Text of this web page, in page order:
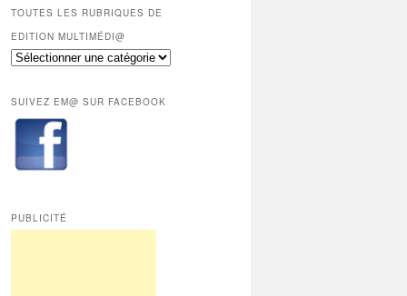
mois
réservés
aux
abonnés.
TOUTES LES RUBRIQUES DE
EDITION MULTIMÉDI@
Toutes
de
Edition
Multimédi@
SUIVEZ EM@ SUR FACEBOOK
PUBLICITÉ